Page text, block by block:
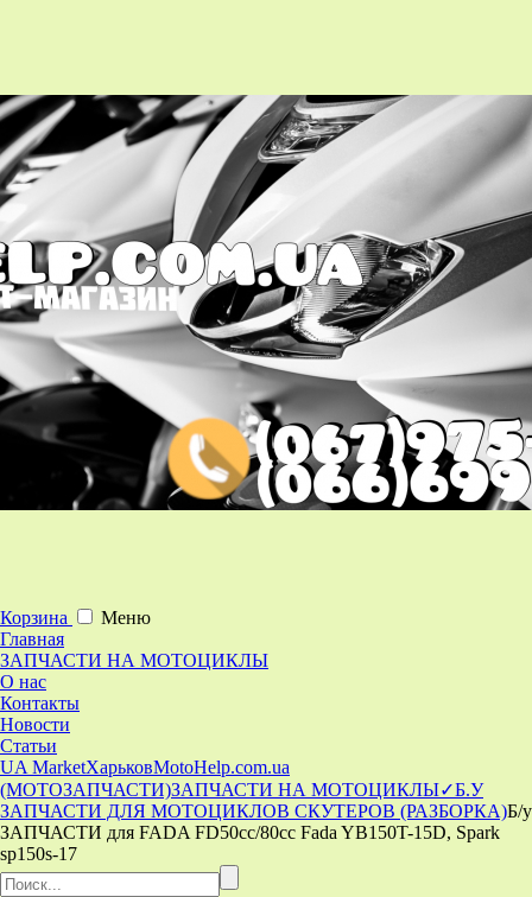
Корзина
Меню
Главная
ЗАПЧАСТИ НА МОТОЦИКЛЫ
О нас
Контакты
Новости
Статьи
UA MarketХарьковMotoHelp.com.ua
(МОТОЗАПЧАСТИ)ЗАПЧАСТИ НА МОТОЦИКЛЫ✓Б.У
ЗАПЧАСТИ ДЛЯ МОТОЦИКЛОВ СКУТЕРОВ (РАЗБОРКА)Б/у
ЗАПЧАСТИ для FADA FD50cc/80cc Fada YB150T-15D, Spark
sp150s-17